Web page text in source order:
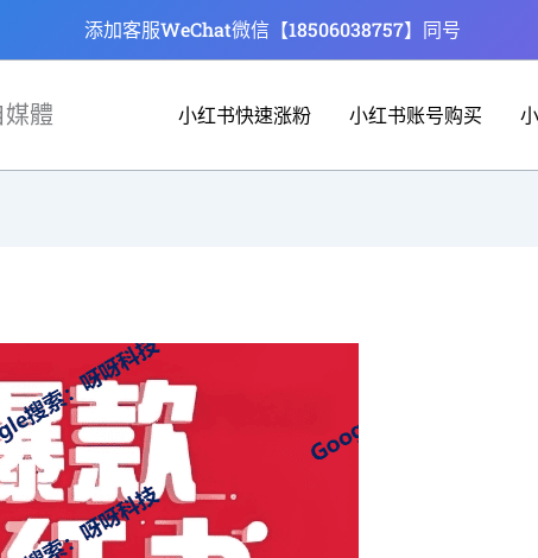
添加客服WeChat微信【18506038757】同号
體 小红书快速涨粉 小红书账号购买